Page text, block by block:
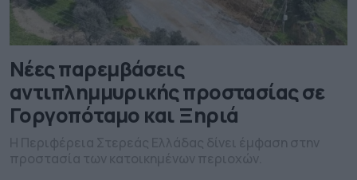
Νέες παρεμβάσεις
αντιπλημμυρικής προστασίας σε
Γοργοπόταμο και Ξηριά